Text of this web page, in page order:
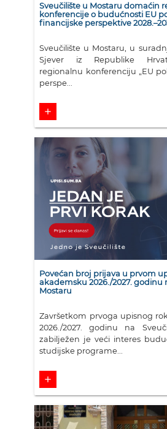
Sveučilište u Mostaru domaćin
konferencije o budućnosti EU
financijske perspektive
Sveučilište u Mostaru, u
Sjever iz Republike
regionalnu konferenciju „EU
perspe...
add
Povećan broj prijava u prvom
akademsku 2026./2027. godinu
Mostaru
Završetkom prvoga upisnog
2026./2027. godinu na
zabilježen je veći interes
studijske programe...
add